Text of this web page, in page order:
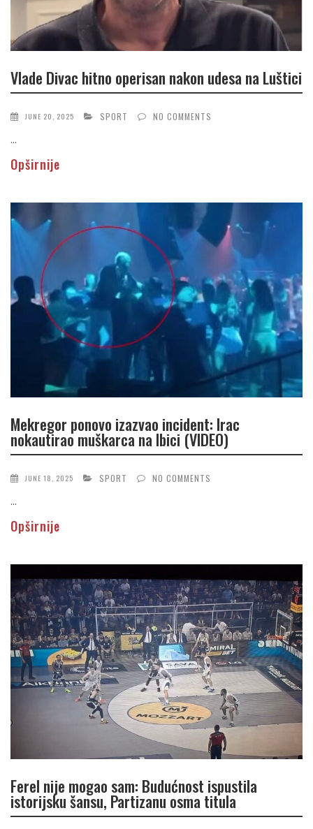
Vlade Divac hitno operisan nakon udesa na Luštici
JUNE 20, 2025 SPORT NO COMMENTS
...
Opširnije
Mekregor ponovo izazvao incident: Irac
nokautirao muškarca na Ibici (VIDEO)
JUNE 18, 2025 SPORT NO COMMENTS
...
Opširnije
Ferel nije mogao sam: Budućnost ispustila
istorijsku šansu, Partizanu osma titula